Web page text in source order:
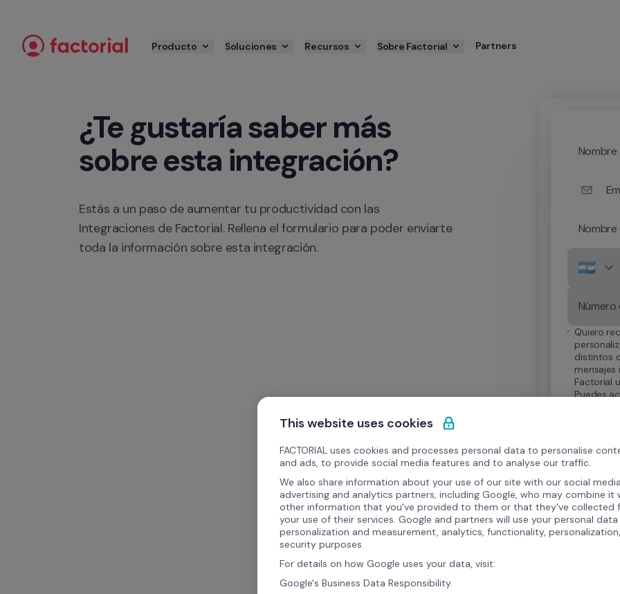
Producto Soluciones Recursos Sobre Factorial Partners
¿Te gustaría saber más
sobre esta integración?
Estás a un paso de aumentar tu productividad con las
Integraciones de Factorial. Rellena el formulario para poder enviarte
toda la información sobre esta integración.
Nombre
Nombre
Quiero
distintos
mensajes
Factorial
Puedes
tratará tus
relación.
derechos
This website uses cookies
FACTORIAL uses cookies and processes personal data to personalise
and ads, to provide social media features and to analyse our traffic.
We also share information about your use of our site with our social media,
advertising and analytics partners, including Google, who may combine it
other information that you've provided to them or that they've collected
your use of their services. Google and partners will use your personal
personalization and measurement, analytics, functionality,
security purposes.
For details on how Google uses your data, visit:
Google's Business Data Responsibility.